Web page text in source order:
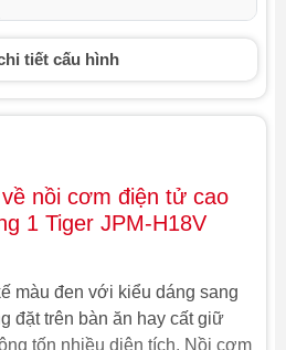
phủ men gốm Cordierite
nhật
tiết cấu hình
nồi cơm điện tử cao
1 Tiger JPM-H18V
màu đen với kiểu dáng sang
đặt trên bàn ăn hay cất giữ
tốn nhiều diện tích. Nồi cơm